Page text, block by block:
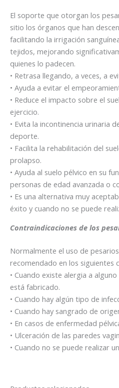
El soporte que otorgan los
sitio los órganos que han
facilitando la irrigación
tejidos, mejorando
quienes lo padecen.
• Retrasa llegando, a veces, a
• Ayuda a evitar el
• Reduce el impacto sobre el
ejercicio.
• Evita la incontinencia urinaria
deporte.
• Facilita la rehabilitación del
prolapso.
• Ayuda al suelo pélvico en su
personas de edad avanzada o
• Es una alternativa muy
éxito y cuando no se puede
Contraindicaciones de los
Normalmente el uso de
recomendado en los siguientes
• Cuando existe alergia a
está fabricado.
• Cuando hay algún tipo de
• Cuando hay sangrado de
• En casos de enfermedad
• Ulceración de las paredes
• Cuando no se puede realizar